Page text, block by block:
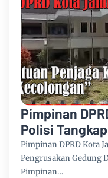
Pimpinan
Polisi
Gedung
Pimpinan DPRD Kota
Pengrusakan Gedung
Pimpinan…